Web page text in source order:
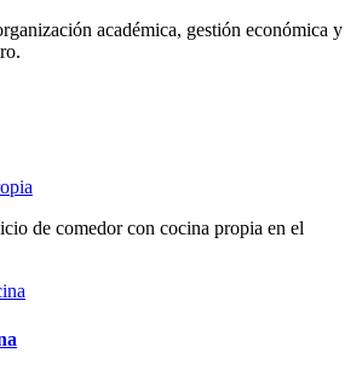
académica, gestión económica y
de comedor con cocina propia en el